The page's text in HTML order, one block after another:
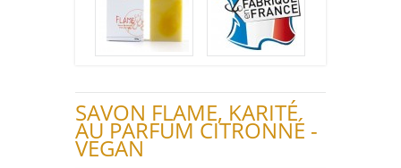
SAVON FLAME, KARITÉ
AU PARFUM CITRONNÉ -
VEGAN